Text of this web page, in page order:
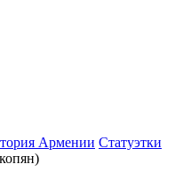
Армении Статуэтки